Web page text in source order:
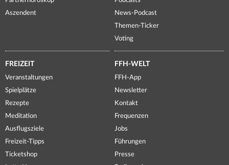
Aszendent
News-Podcast
Themen-Ticker
Voting
FREIZEIT
Veranstaltungen
Spielplätze
Rezepte
Meditation
Ausflugsziele
Freizeit-Tipps
Ticketshop
FFH-WELT
FFH-App
Newsletter
Kontakt
Frequenzen
Jobs
Führungen
Presse